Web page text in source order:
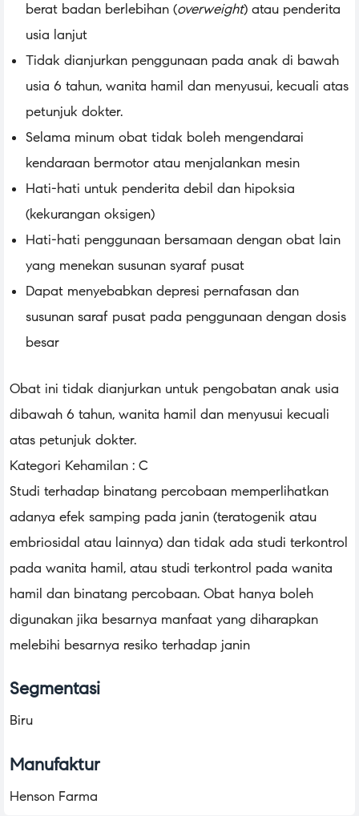
berat badan berlebihan (overweight) atau penderita
usia lanjut
Tidak dianjurkan penggunaan pada anak di bawah
usia 6 tahun, wanita hamil dan menyusui, kecuali atas
petunjuk dokter.
Selama minum obat tidak boleh mengendarai
kendaraan bermotor atau menjalankan mesin
Hati-hati untuk penderita debil dan hipoksia
(kekurangan oksigen)
Hati-hati penggunaan bersamaan dengan obat lain
yang menekan susunan syaraf pusat
Dapat menyebabkan depresi pernafasan dan
susunan saraf pusat pada penggunaan dengan dosis
besar
Obat ini tidak dianjurkan untuk pengobatan anak usia
dibawah 6 tahun, wanita hamil dan menyusui kecuali
atas petunjuk dokter.
Kategori Kehamilan : C
Studi terhadap binatang percobaan memperlihatkan
adanya efek samping pada janin (teratogenik atau
embriosidal atau lainnya) dan tidak ada studi terkontrol
pada wanita hamil, atau studi terkontrol pada wanita
hamil dan binatang percobaan. Obat hanya boleh
digunakan jika besarnya manfaat yang diharapkan
melebihi besarnya resiko terhadap janin
Segmentasi
Biru
Manufaktur
Henson Farma